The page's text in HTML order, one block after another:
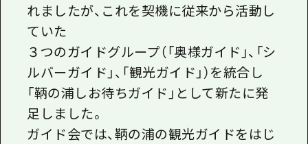
れましたが、これを契機に従来から活動し
ていた
３つのガイドグループ（「奥様ガイド」、「シ
ルバーガイド」、「観光ガイド」）を統合し
「鞆の浦しお待ちガイド」として新たに発
足しました。
ガイド会では、鞆の浦の観光ガイドをはじ